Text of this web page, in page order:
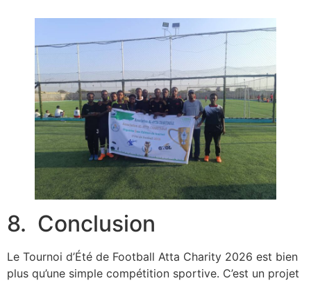
8. Conclusion
Le Tournoi d’Été de Football Atta Charity 2026 est bien
plus qu’une simple compétition sportive. C’est un projet